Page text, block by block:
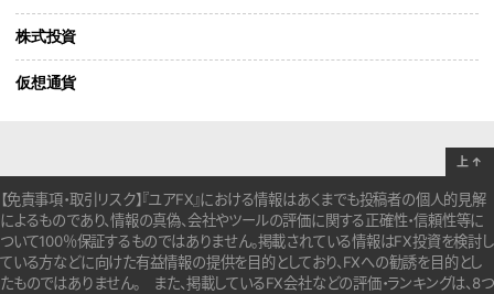
株式投資
仮想通貨
【免責事項・取引リスク】『ユアFX』における情報はあくまでも投稿者の個人的見解
によるものであり、情報の真偽、会社やツールの評価に関する正確性・信頼性等に
ついて100％保証するものではありません。掲載されている情報はFX投資を検討し
ている方などに向けた有益情報の提供を目的としており、FXへの勧誘を目的とし
たものではありません。 また、掲載しているFX会社などの評価・ランキングは、8つ
上 ↑